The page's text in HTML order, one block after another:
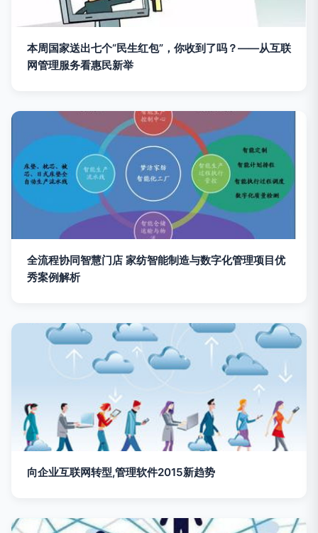
本周国家送出七个“民生红包”，你收到了吗？——从互联
网管理服务看惠民新举
全流程协同智慧门店 家纺智能制造与数字化管理项目优
秀案例解析
向企业互联网转型,管理软件2015新趋势